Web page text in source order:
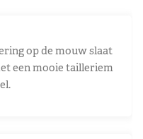
op de mouw slaat
een mooie tailleriem